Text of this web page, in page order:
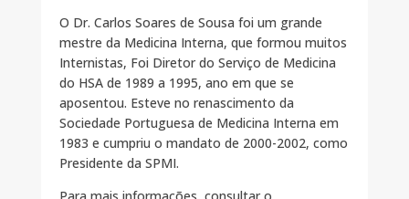
O Dr. Carlos Soares de Sousa foi um grande
mestre da Medicina Interna, que formou muitos
Internistas, Foi Diretor do Serviço de Medicina
do HSA de 1989 a 1995, ano em que se
aposentou. Esteve no renascimento da
Sociedade Portuguesa de Medicina Interna em
1983 e cumpriu o mandato de 2000-2002, como
Presidente da SPMI.